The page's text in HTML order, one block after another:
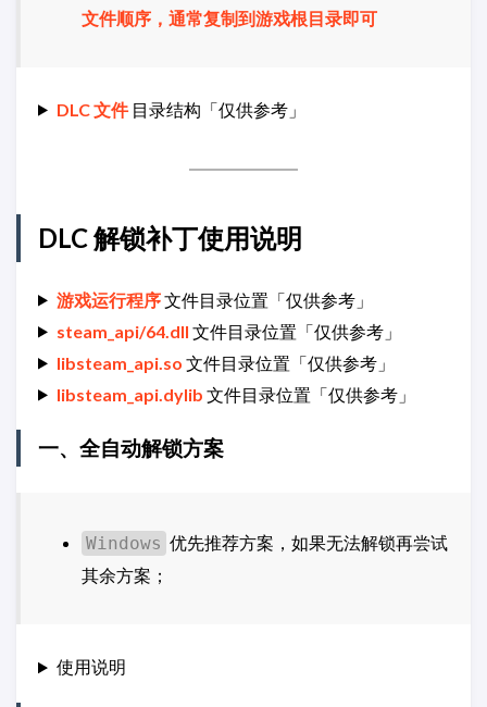
文件顺序，通常复制到游戏根目录即可
DLC 文件目录结构「仅供参考」
DLC 解锁补丁使用说明
游戏运行程序文件目录位置「仅供参考」
steam_api/64.dll 文件目录位置「仅供参考」
libsteam_api.so 文件目录位置「仅供参考」
libsteam_api.dylib 文件目录位置「仅供参考」
一、全自动解锁方案
Windows 优先推荐方案，如果无法解锁再尝试
其余方案；
使用说明